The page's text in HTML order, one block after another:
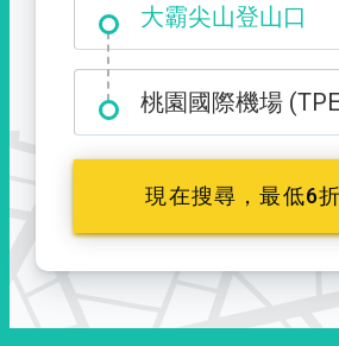
大霸尖山登山口
桃園國際機場
現在搜尋，最低6